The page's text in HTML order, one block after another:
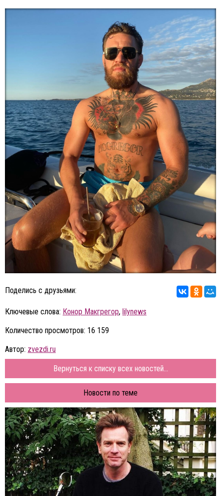
Поделись с друзьями:
Ключевые слова: Конор Макгрегор, lilynews
Количество просмотров: 16 159
Автор: zvezdi.ru
Вернуться к списку всех новостей...
Новости по теме